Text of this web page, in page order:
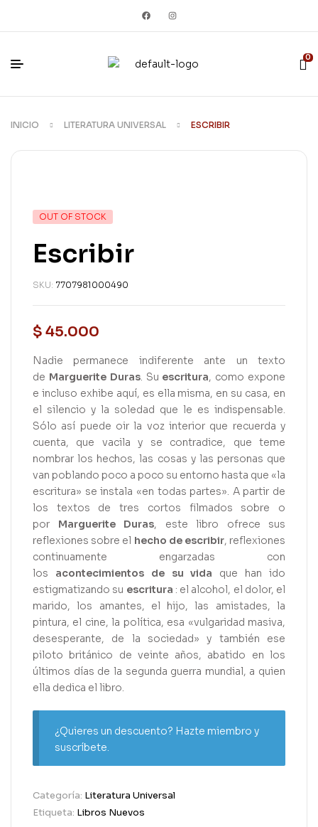
0
INICIO LITERATURA UNIVERSAL ESCRIBIR
OUT OF STOCK
Escribir
SKU: 7707981000490
$ 45.000
Nadie permanece indiferente ante un texto
de Marguerite Duras. Su escritura, como expone
e incluso exhibe aquí, es ella misma, en su casa, en
el silencio y la soledad que le es indispensable.
Sólo así puede oir la voz interior que recuerda y
cuenta, que vacila y se contradice, que teme
nombrar los hechos, las cosas y las personas que
van poblando poco a poco su entorno hasta que «la
escritura» se instala «en todas partes». A partir de
los textos de tres cortos filmados sobre o
por Marguerite Duras, este libro ofrece sus
reflexiones sobre el hecho de escribir, reflexiones
continuamente engarzadas con
los acontecimientos de su vida que han ido
estigmatizando su escritura : el alcohol, el dolor, el
marido, los amantes, el hijo, las amistades, la
pintura, el cine, la política, esa «vulgaridad masiva,
desesperante, de la sociedad» y también ese
piloto británico de veinte años, abatido en los
últimos días de la segunda guerra mundial, a quien
ella dedica el libro.
¿Quieres un descuento? Hazte miembro y
suscríbete.
Categoría: Literatura Universal
Etiqueta: Libros Nuevos